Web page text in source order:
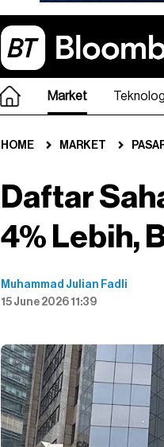
Market
HOME MARKET
Daftar
4% Lebih,
Muhammad Julian Fadli
15 June 2026 11:39